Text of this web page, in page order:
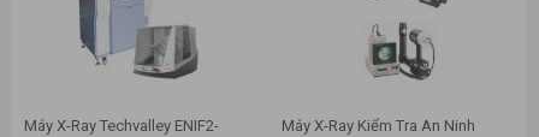
Máy X-Ray Techvalley ENIF2-
Máy X-Ray Kiểm Tra An Ninh